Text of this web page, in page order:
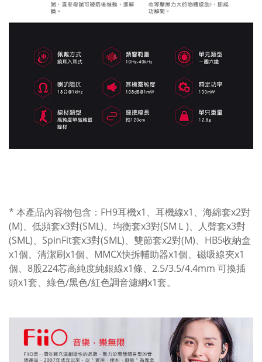
* 本產品內容物包含：FH9耳機x1、耳機線x1、海綿套x2對
(M)、低頻套x3對(SML)、均衡套x3對(SMＬ)、人聲套x3對
(SML)、SpinFit套x3對(SML)、雙節套x2對(M)、HB5收納盒
x1個、清潔刷x1個、MMCX快拆輔助器x1個、磁吸線夾x1
個、8股224芯高純度純銀線x1條、2.5/3.5/4.4mm 可換插
頭x1套、綠色/黑色/紅色調音濾網x1套。